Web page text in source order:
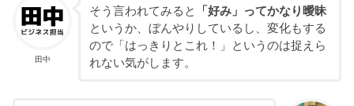
田中
そう言われてみると
「好み」ってかなり曖昧
というか、ぼんやりしているし、変化もする
ので「はっきりとこれ！」というのは捉えら
れない気がします。